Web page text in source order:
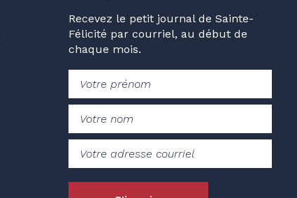
Recevez le petit journal de Sainte-
Félicité par courriel, au début de
chaque mois.